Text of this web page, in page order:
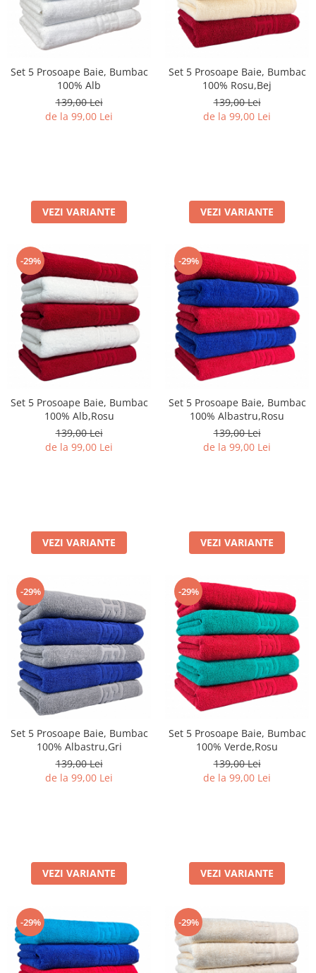
Set 5 Prosoape Baie, Bumbac
100% Alb
139,00 Lei
de la 99,00 Lei
VEZI VARIANTE
Set 5 Prosoape Baie, Bumbac
100% Rosu,Bej
139,00 Lei
de la 99,00 Lei
VEZI VARIANTE
-29%
Set 5 Prosoape Baie, Bumbac
100% Alb,Rosu
139,00 Lei
de la 99,00 Lei
VEZI VARIANTE
-29%
Set 5 Prosoape Baie, Bumbac
100% Albastru,Rosu
139,00 Lei
de la 99,00 Lei
VEZI VARIANTE
-29%
Set 5 Prosoape Baie, Bumbac
100% Albastru,Gri
139,00 Lei
de la 99,00 Lei
VEZI VARIANTE
-29%
Set 5 Prosoape Baie, Bumbac
100% Verde,Rosu
139,00 Lei
de la 99,00 Lei
VEZI VARIANTE
-29% -29%